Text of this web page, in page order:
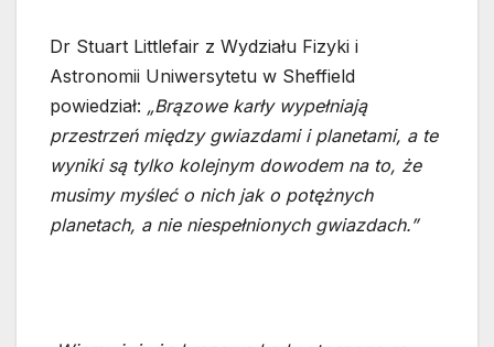
Dr Stuart Littlefair z Wydziału Fizyki i
Astronomii Uniwersytetu w Sheffield
powiedział: „Brązowe karły wypełniają
przestrzeń między gwiazdami i planetami, a te
wyniki są tylko kolejnym dowodem na to, że
musimy myśleć o nich jak o potężnych
planetach, a nie niespełnionych gwiazdach.”